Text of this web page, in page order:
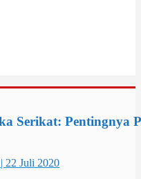
Serikat: Pentingnya
22 Juli 2020